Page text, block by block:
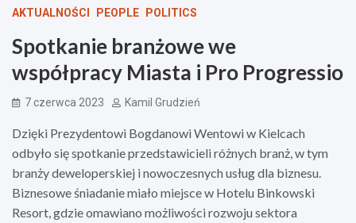
AKTUALNOŚCI PEOPLE POLITICS
Spotkanie branżowe we
współpracy Miasta i Pro Progressio
7 czerwca 2023 Kamil Grudzień
Dzięki Prezydentowi Bogdanowi Wentowi w Kielcach
odbyło się spotkanie przedstawicieli różnych branż, w tym
branży deweloperskiej i nowoczesnych usług dla biznesu.
Biznesowe śniadanie miało miejsce w Hotelu Binkowski
Resort, gdzie omawiano możliwości rozwoju sektora